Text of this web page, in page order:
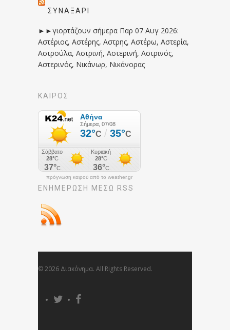
ΣΥΝΑΞΆΡΙ
►►γιορτάζουν σήμερα Παρ 07 Αυγ 2026:
Αστέριος, Αστέρης, Αστρης, Αστέρω, Αστερία,
Αστρούλα, Αστρινή, Αστερινή, Αστρινός,
Αστερινός, Νικάνωρ, Νικάνορας
ΚΑΙΡΟΣ
πρόγνωση καιρού από το weather.gr
ΕΝΗΜΈΡΩΣΉ ΜΕΣΩ RSS
© 2026 Διακόνημα. All Rights Reserved.